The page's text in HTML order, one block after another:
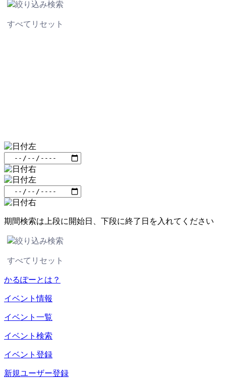
絞り込み検索
すべてリセット
期間検索は上段に開始日、下段に終了日を入れてください
絞り込み検索
すべてリセット
かるぽーとは？
イベント情報
イベント一覧
イベント検索
イベント登録
新規ユーザー登録